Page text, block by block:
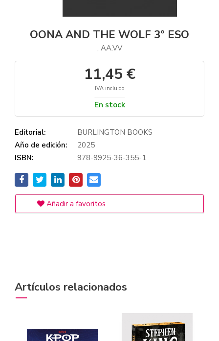
OONA AND THE WOLF 3º ESO
, AA.VV
11,45 €
IVA incluido
En stock
Editorial:
BURLINGTON BOOKS
Año de edición:
2025
ISBN:
978-9925-36-355-1
Añadir a favoritos
Artículos relacionados